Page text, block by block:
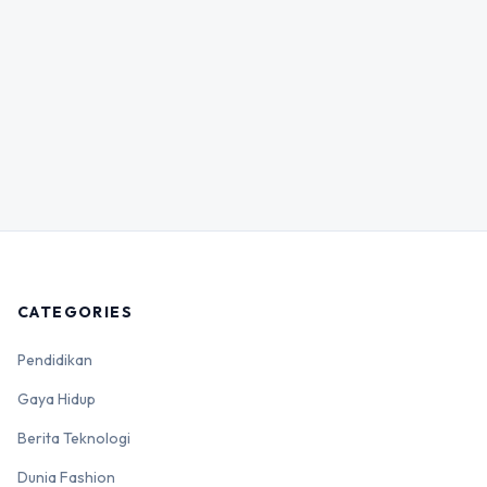
CATEGORIES
Pendidikan
Gaya Hidup
Berita Teknologi
Dunia Fashion